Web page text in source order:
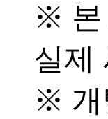
※ 본
실제
※ 개